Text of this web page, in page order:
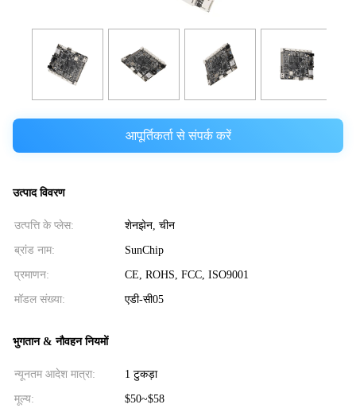
आपूर्तिकर्ता से संपर्क करें
उत्पाद विवरण
उत्पत्ति के प्लेस: शेनझेन, चीन
ब्रांड नाम: SunChip
प्रमाणन: CE, ROHS, FCC, ISO9001
मॉडल संख्या: एडी-सी05
भुगतान & नौवहन नियमों
न्यूनतम आदेश मात्रा: 1 टुकड़ा
मूल्य: $50~$58